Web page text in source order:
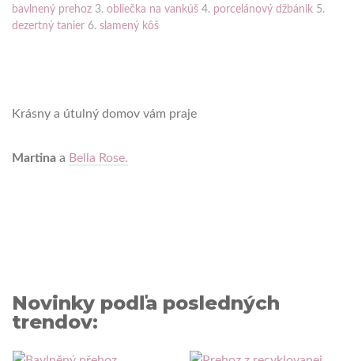
bavlnený prehoz 3. obliečka na vankúš 4. porcelánový džbánik 5.
dezertný tanier 6. slamený kôš
Krásny a útulný domov vám praje
Martina a Bella Rose.
Novinky podľa posledných
trendov: